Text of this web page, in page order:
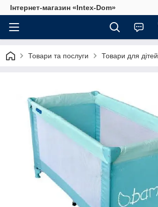
Інтернет-магазин «Intex-Dom»
Товари та послуги Товари для дітей